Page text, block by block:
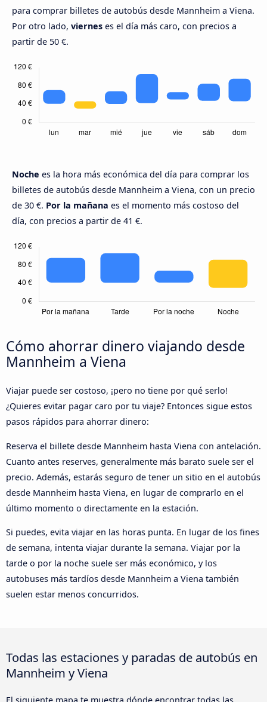
para comprar billetes de autobús desde Mannheim a Viena.
Por otro lado, viernes es el día más caro, con precios a
partir de 50 €.
Noche es la hora más económica del día para comprar los
billetes de autobús desde Mannheim a Viena, con un precio
de 30 €. Por la mañana es el momento más costoso del
día, con precios a partir de 41 €.
Cómo ahorrar dinero viajando desde
Mannheim a Viena
Viajar puede ser costoso, ¡pero no tiene por qué serlo!
¿Quieres evitar pagar caro por tu viaje? Entonces sigue estos
pasos rápidos para ahorrar dinero:
Reserva el billete desde Mannheim hasta Viena con antelación.
Cuanto antes reserves, generalmente más barato suele ser el
precio. Además, estarás seguro de tener un sitio en el autobús
desde Mannheim hasta Viena, en lugar de comprarlo en el
último momento o directamente en la estación.
Si puedes, evita viajar en las horas punta. En lugar de los fines
de semana, intenta viajar durante la semana. Viajar por la
tarde o por la noche suele ser más económico, y los
autobuses más tardíos desde Mannheim a Viena también
suelen estar menos concurridos.
Todas las estaciones y paradas de autobús en
Mannheim y Viena